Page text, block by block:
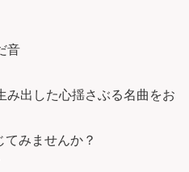
音
み出した心揺さぶる名曲をお
みませんか？